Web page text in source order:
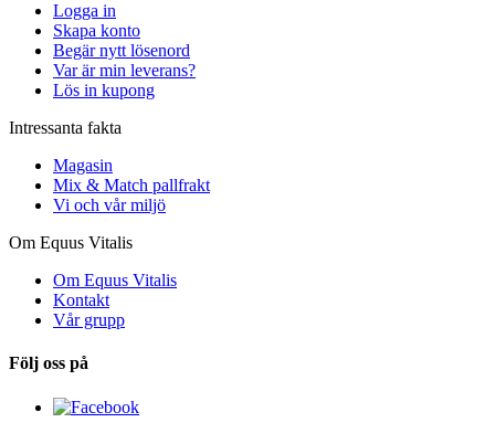
Logga in
Skapa konto
Begär nytt lösenord
Var är min leverans?
Lös in kupong
Intressanta fakta
Magasin
Mix & Match pallfrakt
Vi och vår miljö
Om Equus Vitalis
Om Equus Vitalis
Kontakt
Vår grupp
Följ oss på